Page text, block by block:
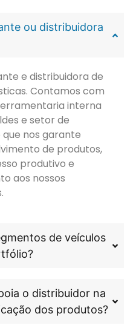
ou distribuidora
e distribuidora de
Contamos com
interna
e setor de
nos garante
de produtos,
produtivo e
aos nossos
de veículos
o distribuidor na
dos produtos?